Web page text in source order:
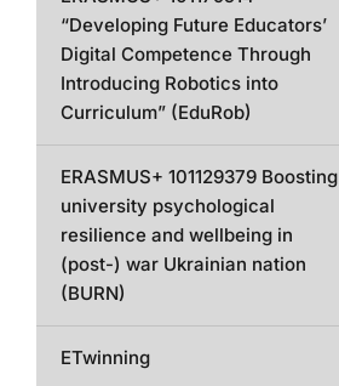
“Developing Future Educators’
Digital Competence Through
Introducing Robotics into
Curriculum” (EduRob)
ERASMUS+ 101129379 Boosting
university psychological
resilience and wellbeing in
(post-) war Ukrainian nation
(BURN)
ETwinning